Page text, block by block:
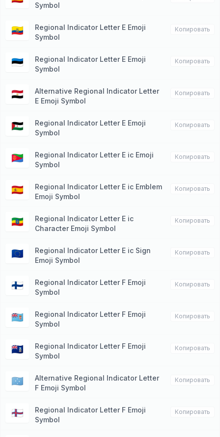
Symbol
🇪🇨
Regional Indicator Letter E Emoji
Symbol
Копировать
🇪🇪
Regional Indicator Letter E Emoji
Symbol
Копировать
🇪🇬
Alternative Regional Indicator Letter
E Emoji Symbol
Копировать
🇪🇭
Regional Indicator Letter E Emoji
Symbol
Копировать
🇪🇷
Regional Indicator Letter E ic Emoji
Symbol
Копировать
🇪🇸
Regional Indicator Letter E ic Emblem
Emoji Symbol
Копировать
🇪🇹
Regional Indicator Letter E ic
Character Emoji Symbol
Копировать
🇪🇺
Regional Indicator Letter E ic Sign
Emoji Symbol
Копировать
🇫🇮
Regional Indicator Letter F Emoji
Symbol
Копировать
🇫🇯
Regional Indicator Letter F Emoji
Symbol
Копировать
🇫🇰
Regional Indicator Letter F Emoji
Symbol
Копировать
🇫🇲
Alternative Regional Indicator Letter
F Emoji Symbol
Копировать
🇫🇴
Regional Indicator Letter F Emoji
Symbol
Копировать